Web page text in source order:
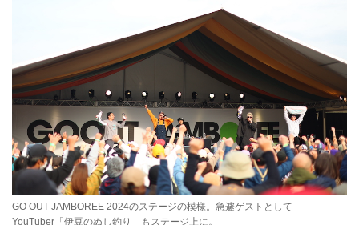
GO OUT JAMBOREE 2024のステージの模様。急遽ゲストとして
YouTuber「伊豆のぬし釣り」もステージ上に。